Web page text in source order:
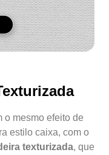
o mesmo efeito de
estilo caixa, com o
texturizada, que